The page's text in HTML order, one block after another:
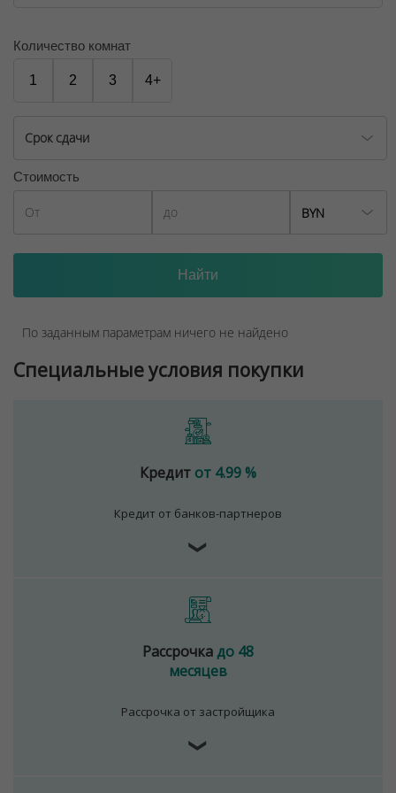
Договор на оказание риэлтерских услуг № 447/6, от
04.09.2025
Количество комнат
1 2 3 4+
Срок сдачи
Стоимость
BYN
По заданным параметрам ничего не найдено
Специальные условия покупки
Кредит от 4.99 %
Кредит от банков-партнеров
❯
Рассрочкадо 48
месяцев
Рассрочка от застройщика
❯